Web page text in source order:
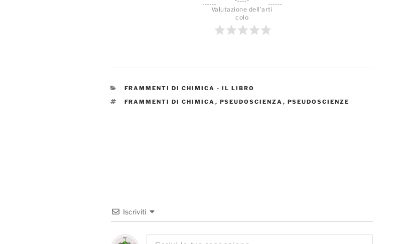
Valutazione dell'arti
colo
CATEGORIE
FRAMMENTI DI CHIMICA - IL LIBRO
TAG
FRAMMENTI DI CHIMICA , PSEUDOSCIENZA , PSEUDOSCIENZE
Iscriviti